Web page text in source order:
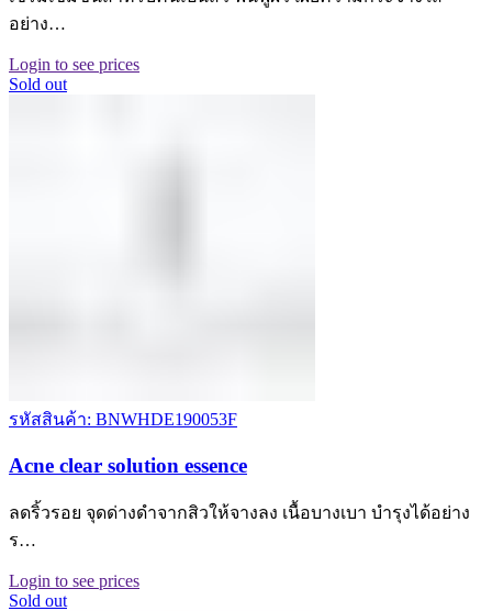
อย่าง…
Login to see prices
Sold out
รหัสสินค้า: BNWHDE190053F
Acne clear solution essence
ลดริ้วรอย จุดด่างดำจากสิวให้จางลง เนื้อบางเบา บำรุงได้อย่าง
ร…
Login to see prices
Sold out